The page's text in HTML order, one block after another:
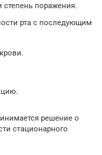
степень поражения.
рта с последующим
решение о
стационарного